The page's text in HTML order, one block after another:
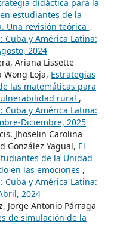
didáctica para la
estudiantes de la
Una revisión teórica ,
Cuba y América Latina:
2024
Ariana Lissette
Wong Loja, Estrategias
las matemáticas para
rural ,
Cuba y América Latina:
Diciembre, 2025
Jhoselin Carolina
González Yagual, El
de la Unidad
en las emociones ,
Cuba y América Latina:
2024
Jorge Antonio Párraga
de simulación de la